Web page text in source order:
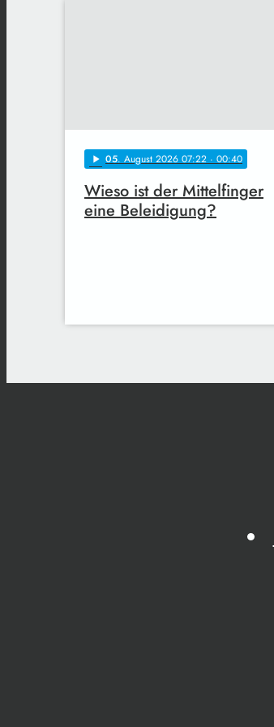
play_arrow 05. August 2026 07:22 · 00:40
Wieso ist der Mittelfinger
eine Beleidigung?